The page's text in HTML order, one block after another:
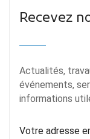
Recevez
Actualités,
événements,
informations
Votre adresse